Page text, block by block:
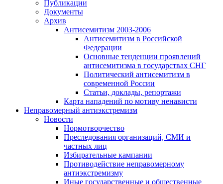
Публикации
Документы
Архив
Антисемитизм 2003-2006
Антисемитизм в Российской
Федерации
Основные тенденции проявлений
антисемитизма в государствах СНГ
Политический антисемитизм в
современной России
Статьи, доклады, репортажи
Карта нападений по мотиву ненависти
Неправомерный антиэкстремизм
Новости
Нормотворчество
Преследования организаций, СМИ и
частных лиц
Избирательные кампании
Противодействие неправомерному
антиэкстремизму
Иные государственные и общественные